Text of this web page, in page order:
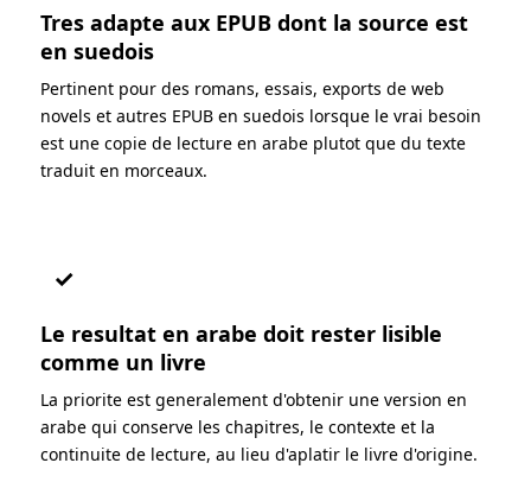
Tres adapte aux EPUB dont la source est
en suedois
Pertinent pour des romans, essais, exports de web
novels et autres EPUB en suedois lorsque le vrai besoin
est une copie de lecture en arabe plutot que du texte
traduit en morceaux.
✓
Le resultat en arabe doit rester lisible
comme un livre
La priorite est generalement d'obtenir une version en
arabe qui conserve les chapitres, le contexte et la
continuite de lecture, au lieu d'aplatir le livre d'origine.